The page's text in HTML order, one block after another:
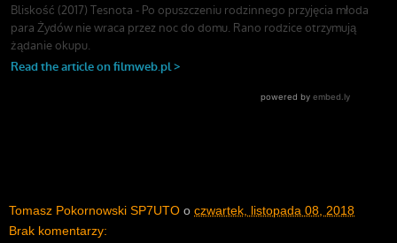
Tomasz Pokornowski SP7UTO o czwartek, listopada 08, 2018
Brak komentarzy: